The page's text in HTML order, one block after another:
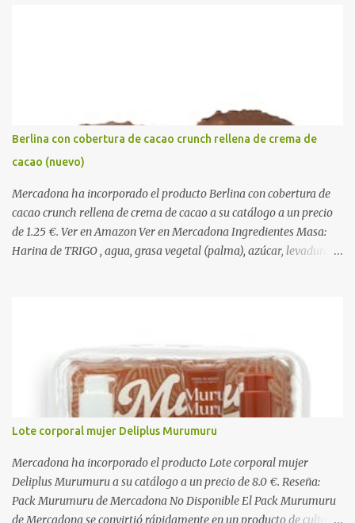
Berlina con cobertura de cacao crunch rellena de crema de
cacao (nuevo)
Mercadona ha incorporado el producto Berlina con cobertura de
cacao crunch rellena de crema de cacao a su catálogo a un precio
de 1.25 €. Ver en Amazon Ver en Mercadona Ingredientes Masa:
Harina de TRIGO , agua, grasa vegetal (palma), azúcar, levadura,
antioxidante (E300). Relleno 27%: Azúcar, aceite vegetal refinado
(girasol), LECHE desnatada en polvo, cacao desgrasado en polvo
0,9%, LECHE entera en polvo, emulgente (E322 ( SOJA )), aroma
natural. Cobertura 16%: Azúcar, grasas vegetales (coco, palmiste,
palma), cacao desgrasado en polvo 1,0%, suero de LECHE en polvo,
LECHE entera en polvo, emulgente (E322), lactosa ( LECHE ),
almidón de TRIGO , aromas naturales. Decorado 1,8%: Harina de
arroz, harina de TRIGO , azúcar, sal, extracto d...
Lote corporal mujer Deliplus Murumuru
Mercadona ha incorporado el producto Lote corporal mujer
Deliplus Murumuru a su catálogo a un precio de 8.0 €. Reseña:
Pack Murumuru de Mercadona No Disponible El Pack Murumuru
de Mercadona se convirtió rápidamente en un producto de culto